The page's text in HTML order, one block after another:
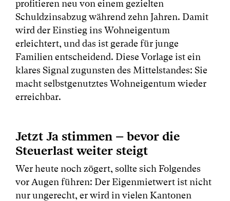
profitieren neu von einem gezielten
Schuldzinsabzug während zehn Jahren. Damit
wird der Einstieg ins Wohneigentum
erleichtert, und das ist gerade für junge
Familien entscheidend. Diese Vorlage ist ein
klares Signal zugunsten des Mittelstandes: Sie
macht selbstgenutztes Wohneigentum wieder
erreichbar.
Jetzt Ja stimmen – bevor die
Steuerlast weiter steigt
Wer heute noch zögert, sollte sich Folgendes
vor Augen führen: Der Eigenmietwert ist nicht
nur ungerecht, er wird in vielen Kantonen